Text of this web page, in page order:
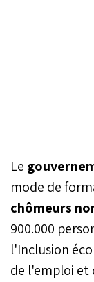
Le
mode de
chômeurs
900.000
l'Inclusion
de l'emploi et